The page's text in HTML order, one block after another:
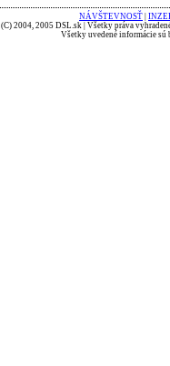
NÁVŠTEVNOSŤ
(C) 2004, 2005 DSL.sk | Všetky práva
Všetky uvedené informácie sú